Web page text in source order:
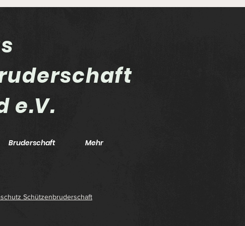
e.V.
Bruderschaft Mehr
Schützenbruderschaft